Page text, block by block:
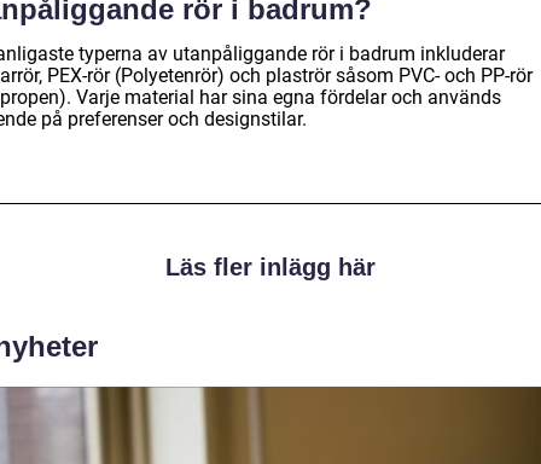
rör i badrum?
typerna av utanpåliggande rör i badrum inkluderar
PEX-rör (Polyetenrör) och plaströr såsom PVC- och PP-rör
Varje material har sina egna fördelar och används
på preferenser och designstilar.
Läs fler inlägg här